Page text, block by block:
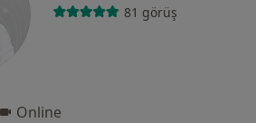
81 görüş
Online